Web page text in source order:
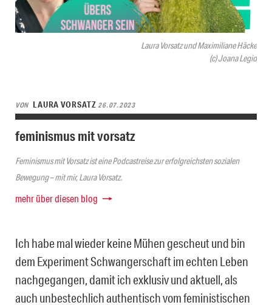
Laura Vorsatz und Maximiliane Häcke
(c) Joana Legid
VON LAURA VORSATZ 26.07.2023
feminismus mit vorsatz
Feminismus mit Vorsatz ist eine Podcastreise zur erfolgreichsten sozialen
Bewegung – mit mir, Laura Vorsatz.
mehr über diesen blog
Ich habe mal wieder keine Mühen gescheut und bin
dem Experiment Schwangerschaft im echten Leben
nachgegangen, damit ich exklusiv und aktuell, als
auch unbestechlich authentisch vom feministischen